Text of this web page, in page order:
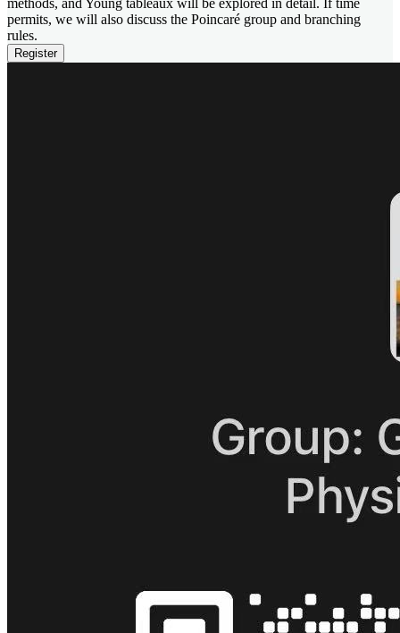
permits, we will also discuss the Poincaré group and branching
rules.
Register